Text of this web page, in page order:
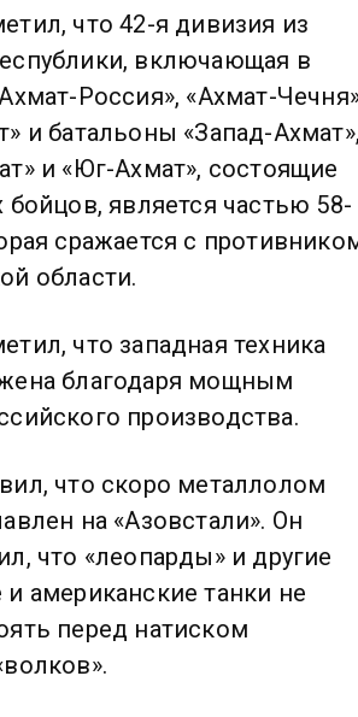
что 42-я дивизия из
включающая в
Россия», «Ахмат-
и батальоны «Запад-
и «Юг-Ахмат», состоящие
бойцов, является частью 58-
сражается с
области.
что западная техника
благодаря мощным
производства.
что скоро металлолом
на «Азовстали». Он
что «леопарды» и другие
американские танки не
перед натиском